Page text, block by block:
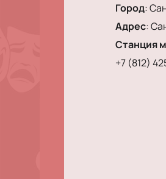
Город:
Адрес:
Станция
+7 (812)